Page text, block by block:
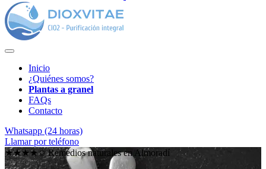
Inicio
¿Quiénes somos?
Plantas a granel
FAQs
Contacto
Whatsapp (24 horas)
Llamar por teléfono
★★★★✩ Remedios naturales en Almoradí